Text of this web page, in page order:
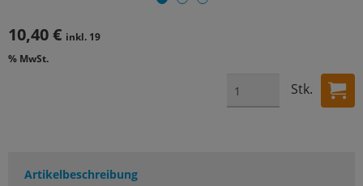
10,40 € inkl. 19
% MwSt.
Stk.
Artikelbeschreibung